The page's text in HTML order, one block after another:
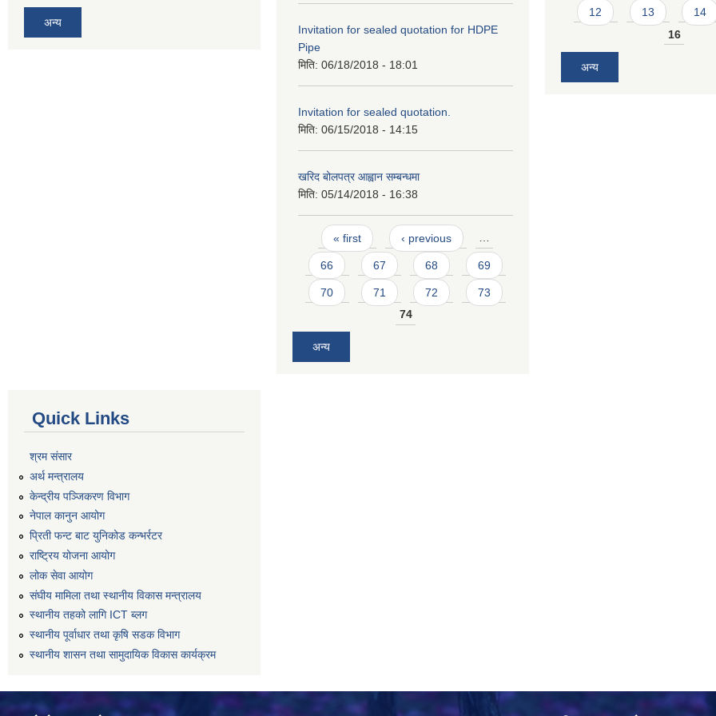
अन्य
Invitation for sealed quotation for HDPE
Pipe
मिति: 06/18/2018 - 18:01
Invitation for sealed quotation.
मिति: 06/15/2018 - 14:15
खरिद बोलपत्र आह्वान सम्बन्धमा
मिति: 05/14/2018 - 16:38
Pages
« first ‹ previous …
66 67 68 69
70 71 72
73
74
अन्य
12 13 14
16
अन्य
Quick Links
श्रम संसार
अर्थ मन्त्रालय
केन्द्रीय पञ्जिकरण विभाग
नेपाल कानुन आयोग
प्रिती फन्ट बाट युनिकोड कन्भर्रटर
राष्ट्रिय योजना आयोग
लोक सेवा आयोग
संघीय मामिला तथा स्थानीय विकास मन्त्रालय
स्थानीय तहको लागि ICT ब्लग
स्थानीय पूर्वाधार तथा कृषि सडक विभाग
स्थानीय शासन तथा सामुदायिक विकास कार्यक्रम